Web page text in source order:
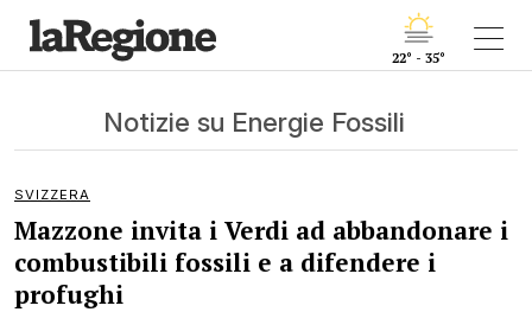
22° - 35°
Notizie su Energie Fossili
SVIZZERA
Mazzone invita i Verdi ad abbandonare i
combustibili fossili e a difendere i
profughi